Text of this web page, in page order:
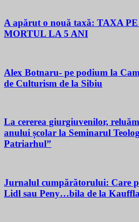
A apărut o nouă taxă: TAXA
MORTUL LA 5 ANI
Alex Botnaru- pe podium la
de Culturism de la Sibiu
La cererea giurgiuvenilor,
anului școlar la Seminarul
Patriarhul”
Jurnalul cumpărătorului: Care
Lidl sau Peny…bila de la